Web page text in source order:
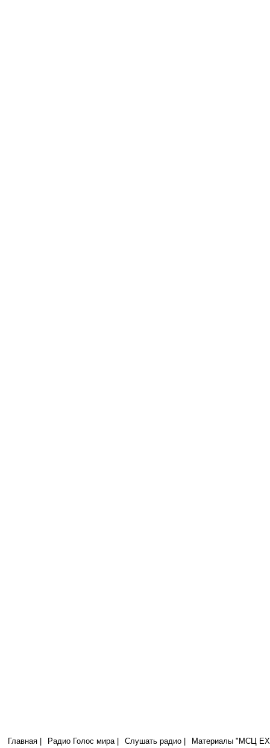
Главная | Радио Голос мира | Слушать радио | Материалы "МСЦ